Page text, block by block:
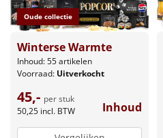
Oude collectie
Winterse Warmte
Inhoud: 55 artikelen
Voorraad: Uitverkocht
45,- per stuk
50,25 incl. BTW Inhoud